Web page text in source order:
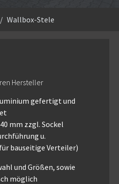
Wallbox-Stele
Hersteller
gefertigt und
mm zzgl. Sockel
u.
bauseitige Verteiler)
und Größen, sowie
möglich